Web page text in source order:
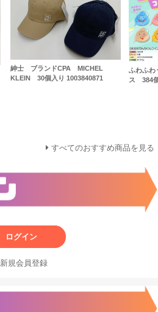
紳士 ブランドCPA MICHEL
KLEIN 30個入り 1003840871
ふわふ
ス 384
すべてのおすすめ商品を見る
ログイン
新規会員登録